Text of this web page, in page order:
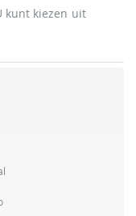
kunt kiezen uit